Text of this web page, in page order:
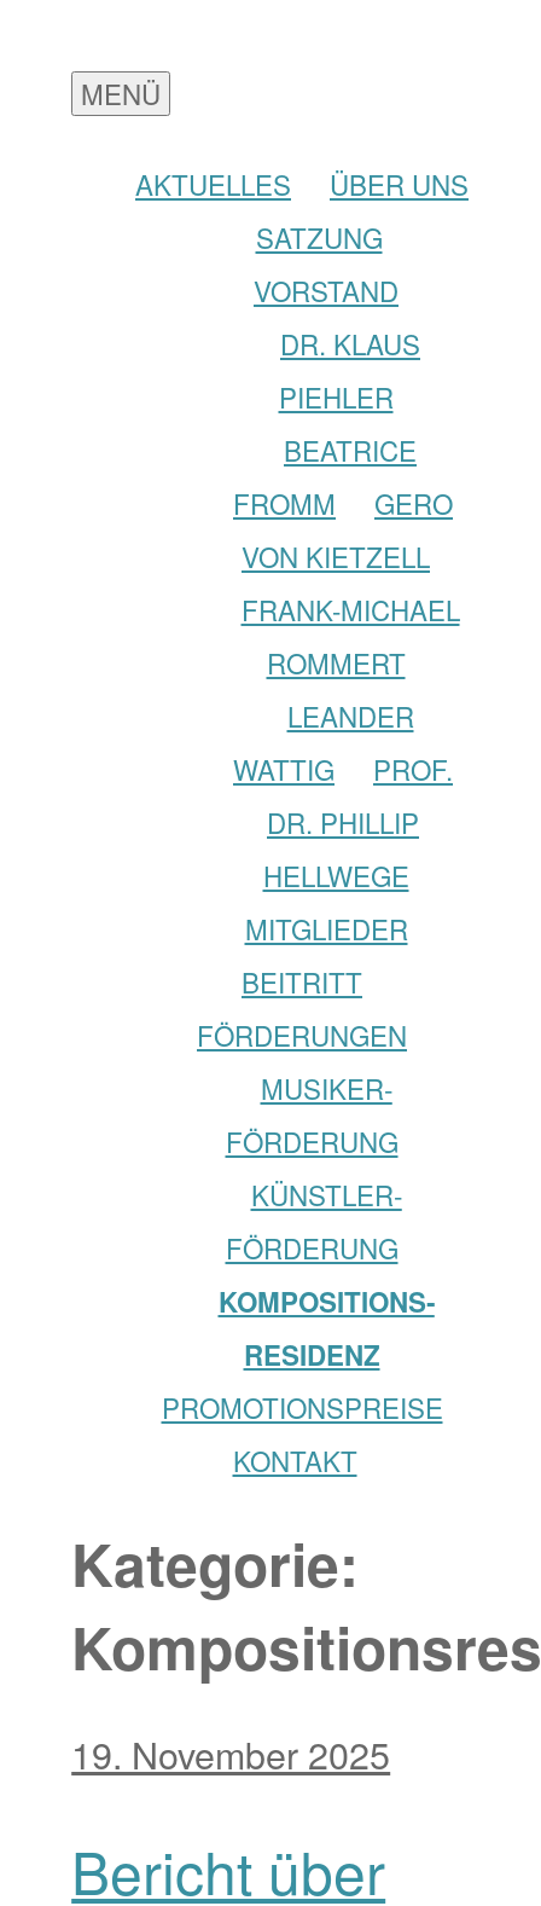
MENÜ
AKTUELLES
ÜBER UNS
SATZUNG
VORSTAND
DR. KLAUS
PIEHLER
BEATRICE
FROMM
GERO
VON KIETZELL
FRANK-MICHAEL
ROMMERT
LEANDER
WATTIG
PROF.
DR. PHILLIP
HELLWEGE
MITGLIEDER
BEITRITT
FÖRDERUNGEN
MUSIKER­­
FÖRDERUNG
KÜNSTLER­­
FÖRDERUNG
KOMPOSITIONS­
RESIDENZ
PROMOTIONSPREISE
KONTAKT
Kategorie:
19. November 2025
Bericht über